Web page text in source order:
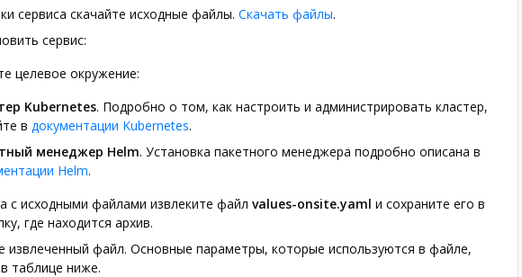
сервиса скачайте исходные файлы. Скачать файлы.
сервис:
целевое окружение:
Kubernetes. Подробно о том, как настроить и администрировать кластер,
в документации Kubernetes.
менеджер Helm. Установка пакетного менеджера подробно описана в
Helm.
с исходными файлами извлеките файл values-onsite.yaml и сохраните его в
где находится архив.
извлеченный файл. Основные параметры, которые используются в файле,
таблице ниже.